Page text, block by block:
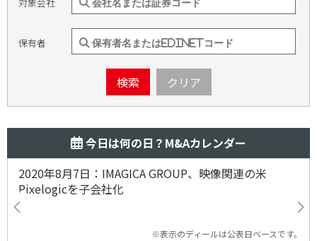
保有者
検索 クリア
今日は何の日？M&Aカレンダー
2020年8月7日：IMAGICA GROUP、映像関連の米
Pixelogicを子会社化
※表示のディールは公表日ベースです。